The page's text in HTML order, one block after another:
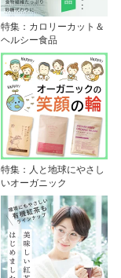
特集：カロリーカット＆
ヘルシー食品
特集：人と地球にやさし
いオーガニック